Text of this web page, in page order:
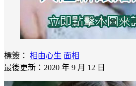
標簽： 相由心生 面相
最後更新：2020 年 9 月 12 日